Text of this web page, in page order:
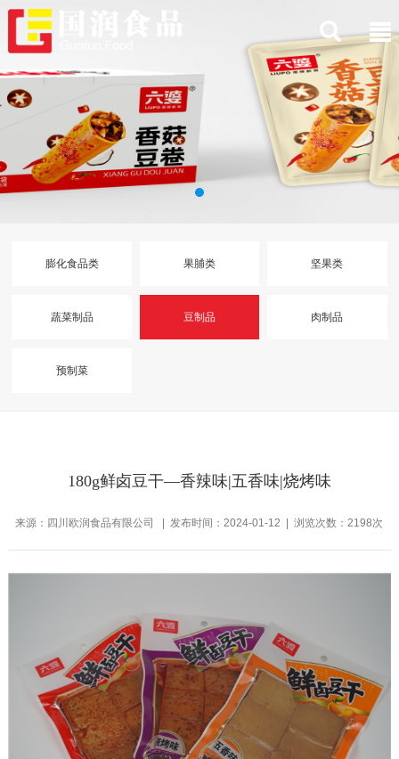
膨化食品类 果脯类 坚果类
蔬菜制品 豆制品 肉制品
预制菜
180g鲜卤豆干—香辣味|五香味|烧烤味
来源：四川欧润食品有限公司 | 发布时间：2024-01-12 | 浏览次数：2198次